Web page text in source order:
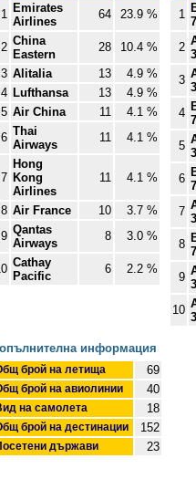
1 Emirates
Airlines
64 23.9 %
2 China
Eastern
28
10.4 %
3 Alitalia 13
4.9 %
4 Lufthansa 13
4.9 %
5 Air China 11
4.1 %
6 Thai
Airways
11 4.1 %
7
Hong
Kong
Airlines
11 4.1 %
8 Air France 10
3.7 %
9 Qantas
Airways
8 3.0 %
Cathay
Pacific
6 2.2 %
1
2
3
4
5
6
7
8
9
10
информация
брой на летища 69
брой на авиолинии 40
на самолета 18
брой на дестинации 152
държави 23